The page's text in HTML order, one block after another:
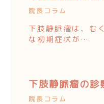
院長コラム
下肢静脈瘤は、む
な初期症状が…
下肢静脈瘤の診
院長コラム